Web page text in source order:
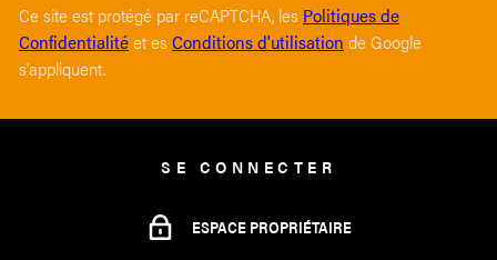
Ce site est protégé par reCAPTCHA, les Politiques de
Confidentialitéet esConditions d'utilisation de Google
s'appliquent.
SE CONNECTER
ESPACE PROPRIÉTAIRE